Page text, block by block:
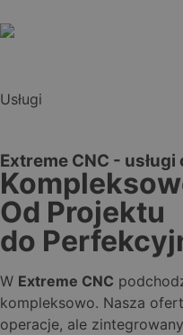
Usługi
Extreme CNC - usługi
Od Projektu
do
W Extreme CNC
kompleksowo. Nasza
operacje, ale